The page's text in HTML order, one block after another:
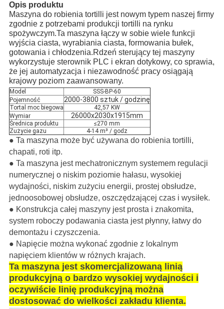
Opis produktu
Maszyna do robienia tortilli jest nowym typem naszej firmy
zgodnie z potrzebami produkcji tortilli na rynku
spożywczym.Ta maszyna łączy w sobie wiele funkcji
wyjścia ciasta, wyrabiania ciasta, formowania bułek,
gotowania i chłodzenia.Rdzeń sterujący tej maszyny
wykorzystuje sterownik PLC i ekran dotykowy, co sprawia,
że ​​jej automatyzacja i niezawodność pracy osiągają
krajowy poziom zaawansowany.
Model
SSS-BP-60
Pojemność
2000-3800 sztuk / godzinę
Tortal moc biegowa
42,57 KW
Wymiar
26000x2030x1915mm
Średnica produktu
≤270 mm
Zużycie gazu
4-14 m³ / godz
● Ta maszyna może być używana do robienia tortilli,
chapati, roti itp.
● Ta maszyna jest mechatronicznym systemem regulacji
numerycznej o niskim poziomie hałasu, wysokiej
wydajności, niskim zużyciu energii, prostej obsłudze,
jednoosobowej obsłudze, oszczędzającej czas i wysiłek.
● Konstrukcja całej maszyny jest prosta i znakomita,
system roboczy podawania ciasta jest płynny, łatwy do
demontażu i czyszczenia.
● Napięcie można wykonać zgodnie z lokalnym
napięciem klientów w różnych krajach.
Ta maszyna jest skomercjalizowaną linią
produkcyjną o bardzo wysokiej wydajności i
oczywiście linię produkcyjną można
dostosować do wielkości zakładu klienta.